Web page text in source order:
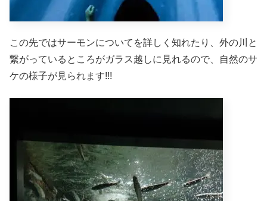
この先ではサーモンについてを詳しく知れたり、外の川と
繋がっているところがガラス越しに見れるので、自然のサ
ケの様子が見られます!!!